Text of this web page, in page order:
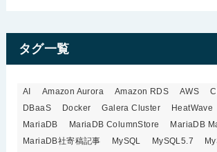
タグ一覧
AI Amazon Aurora Amazon RDS AWS
DBaaS
Docker Galera Cluster HeatWave
MariaDB
MariaDB ColumnStore
MariaDB
MariaDB社寄稿記事
MySQL MySQL5.7